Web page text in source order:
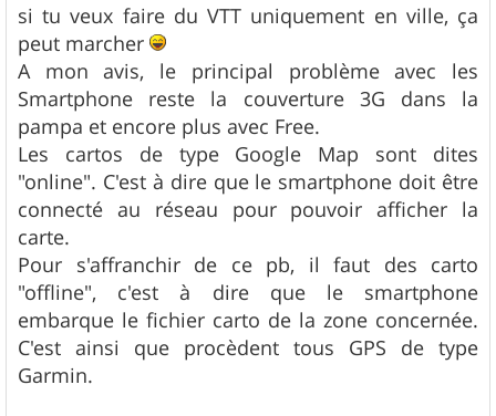
s
s
a
e
si tu veux faire du VTT uniquement en ville, ça
peut marcher
A mon avis, le principal problème avec les
Smartphone reste la couverture 3G dans la
pampa et encore plus avec Free.
Les cartos de type Google Map sont dites
"online". C'est à dire que le smartphone doit être
connecté au réseau pour pouvoir afficher la
carte.
Pour s'affranchir de ce pb, il faut des carto
"offline", c'est à dire que le smartphone
embarque le fichier carto de la zone concernée.
C'est ainsi que procèdent tous GPS de type
Garmin.